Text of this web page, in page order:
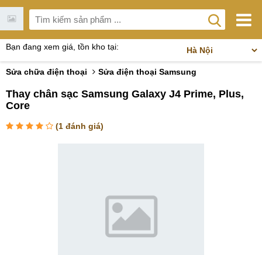
Bạn đang xem giá, tồn kho tại:
Sửa chữa điện thoại Sửa điện thoại Samsung
Thay chân sạc Samsung Galaxy J4 Prime, Plus,
Core
(1 đánh giá)